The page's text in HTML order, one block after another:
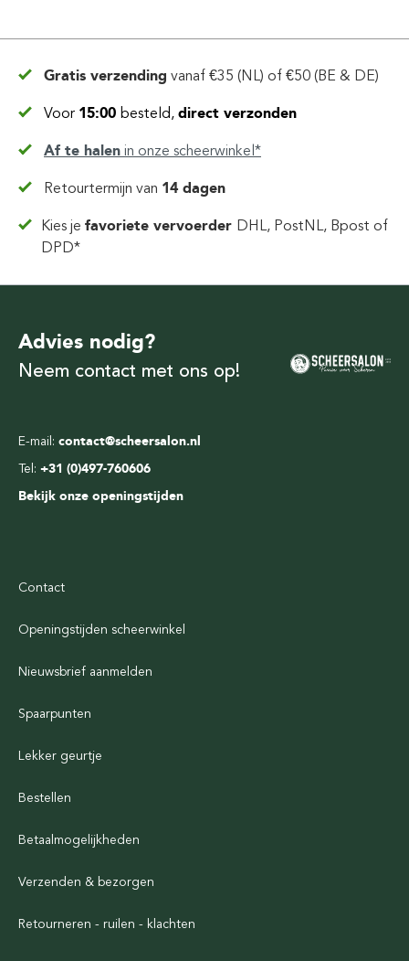
Gratis verzending vanaf €35 (NL) of €50 (BE & DE)
Voor 15:00 besteld, direct verzonden
Af te halen in onze scheerwinkel*
Retourtermijn van 14 dagen
Kies jefavoriete vervoerder DHL, PostNL, Bpost of
DPD*
E-mail: contact@scheersalon.nl
Tel: +31 (0)497-760606
Bekijk onze openingstijden
Advies nodig?
Neem contact met ons op!
Contact
Openingstijden scheerwinkel
Nieuwsbrief aanmelden
Spaarpunten
Lekker geurtje
Bestellen
Betaalmogelijkheden
Verzenden & bezorgen
Retourneren - ruilen - klachten